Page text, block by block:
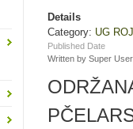
Details
Category: UG ROJ
Published Date
Written by Super User